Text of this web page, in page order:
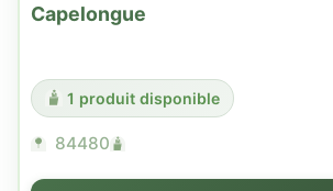
Capelongue
1 produit disponible
84480